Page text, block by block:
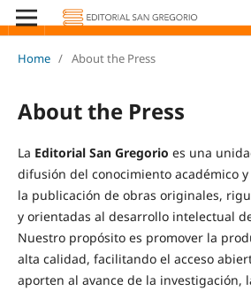
Home / About the Press
About the Press
La Editorial San Gregorio es una
difusión del conocimiento académico
la publicación de obras originales,
y orientadas al desarrollo intelectual
Nuestro propósito es promover la
alta calidad, facilitando el acceso
aporten al avance de la investigación,